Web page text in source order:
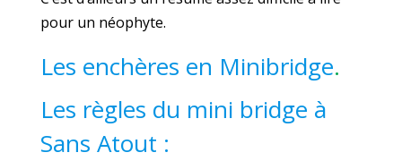
pour un néophyte.
Les enchères en Minibridge.
Les règles du mini bridge à
Sans Atout :